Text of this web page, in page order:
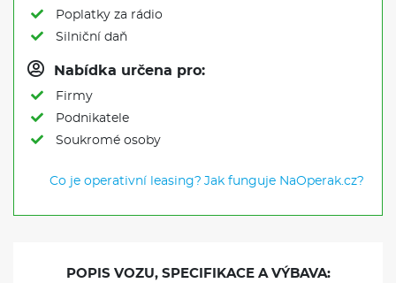
Poplatky za rádio
Silniční daň
Nabídka určena pro:
Firmy
Podnikatele
Soukromé osoby
Co je operativní leasing? Jak funguje NaOperak.cz?
POPIS VOZU, SPECIFIKACE A VÝBAVA: